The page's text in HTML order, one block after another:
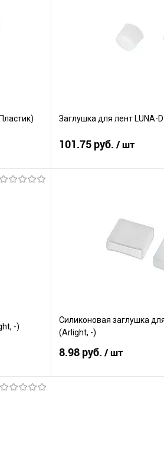
Заглушка для лент LUNA-
101.75 руб. / шт
В избранное
-)
Силиконовая заглушка
(Arlight, -)
8.98 руб. / шт